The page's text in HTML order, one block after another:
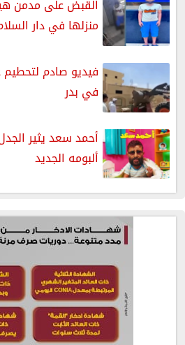
القبض على مدمن
منزلها في دار
فيديو صادم
في بدر
أحمد سعد يثير
ألبومه الجديد